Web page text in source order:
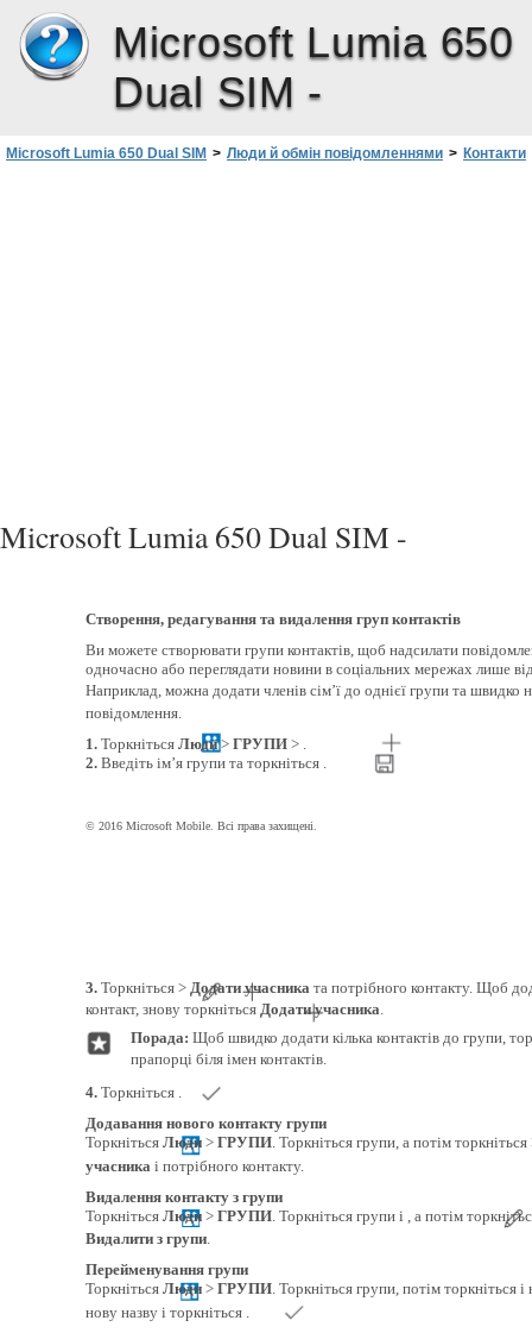
Microsoft Lumia 650
Dual SIM -
Microsoft Lumia 650 Dual SIM > Люди й обмін повідомленнями > Контакти
Microsoft Lumia 650 Dual SIM -
Створення, редагування та видалення груп контактів
Ви можете створювати групи контактів, щоб надсилати
одночасно або переглядати новини в соціальних мережах лише
Наприклад, можна додати членів сім’ї до однієї групи та швидко
повідомлення.
1. Торкніться Люди> ГРУПИ > .
2. Введіть ім’я групи та торкніться .
© 2016 Microsoft Mobile. Всі права захищені.
3. Торкніться > Додати учасника та потрібного контакту. Щоб
контакт, знову торкніться Додати учасника.
Порада: Щоб швидко додати кілька контактів до групи,
прапорці біля імен контактів.
4. Торкніться .
Додавання нового контакту групи
Торкніться Люди > ГРУПИ. Торкніться групи, а потім
учасника і потрібного контакту.
Видалення контакту з групи
Торкніться Люди > ГРУПИ. Торкніться групи і , а потім
Видалити з групи.
Перейменування групи
Торкніться Люди > ГРУПИ. Торкніться групи, потім торкніться
нову назву і торкніться .